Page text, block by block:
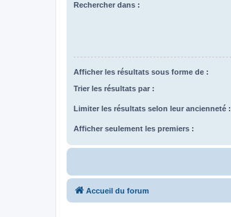
Rechercher dans :
Afficher les résultats sous forme de :
Trier les résultats par :
Limiter les résultats selon leur ancienneté :
Afficher seulement les premiers :
Accueil du forum